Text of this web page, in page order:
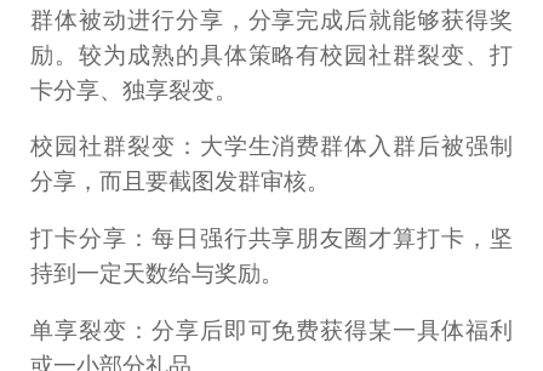
群体被动进行分享，分享完成后就能够获得奖
励。较为成熟的具体策略有校园社群裂变、打
卡分享、独享裂变。
校园社群裂变：大学生消费群体入群后被强制
分享，而且要截图发群审核。
打卡分享：每日强行共享朋友圈才算打卡，坚
持到一定天数给与奖励。
单享裂变：分享后即可免费获得某一具体福利
或一小部分礼品。